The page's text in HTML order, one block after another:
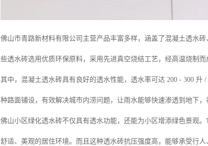
佛山市青路新材料有限公司主营产品丰富多样，涵盖了混凝土透水
些透水砖选用优质环保原料，采用先进真空烧结工艺，经高温烧制
其中，混凝土透水砖具有良好的透水性能，透水率可达 200 - 300
种路面铺设，有效解决城市内涝问题，让雨水能够快速渗透到地下，
佛山小区绿化透水砖不仅具有透水功能，还能为小区增添绿色景观
舒适、美观的居住环境。而且这种透水砖抗压强度高，能够承受行人